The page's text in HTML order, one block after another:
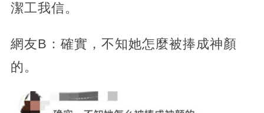
潔工我信。
網友B：確實，不知她怎麼被捧成神顏
的。